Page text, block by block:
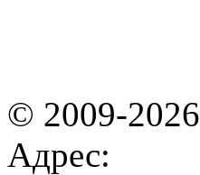
© 2009-
Адрес: